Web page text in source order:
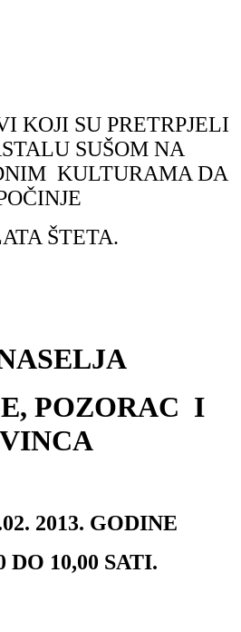
KOJI SU PRETRPJELI
SUŠOM NA
KULTURAMA DA
ŠTETA.
POZORAC I
2013. GODINE
DO 10,00 SATI.